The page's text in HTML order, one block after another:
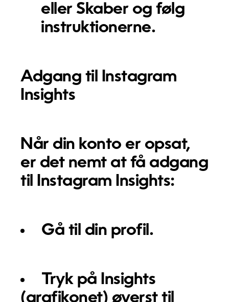
ellerSkaberog følg
instruktionerne.
Adgang til Instagram
Insights
Når din konto er opsat,
er det nemt at få adgang
til Instagram Insights:
Gå til din profil.
Tryk på Insights
(grafikonet) øverst til